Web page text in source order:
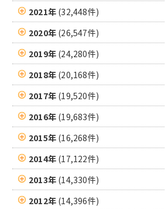
2021年 (32,448件)
2020年 (26,547件)
2019年 (24,280件)
2018年 (20,168件)
2017年 (19,520件)
2016年 (19,683件)
2015年 (16,268件)
2014年 (17,122件)
2013年 (14,330件)
2012年 (14,396件)